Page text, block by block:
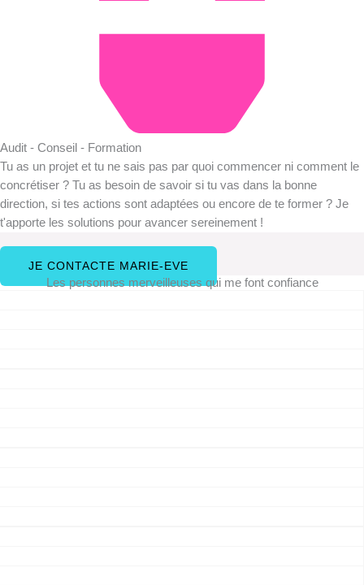
Audit - Conseil - Formation
Tu as un projet et tu ne sais pas par quoi commencer ni comment le
concrétiser ? Tu as besoin de savoir si tu vas dans la bonne
direction, si tes actions sont adaptées ou encore de te former ? Je
t'apporte les solutions pour avancer sereinement !
JE CONTACTE MARIE-EVE
Les personnes merveilleuses qui me font confiance